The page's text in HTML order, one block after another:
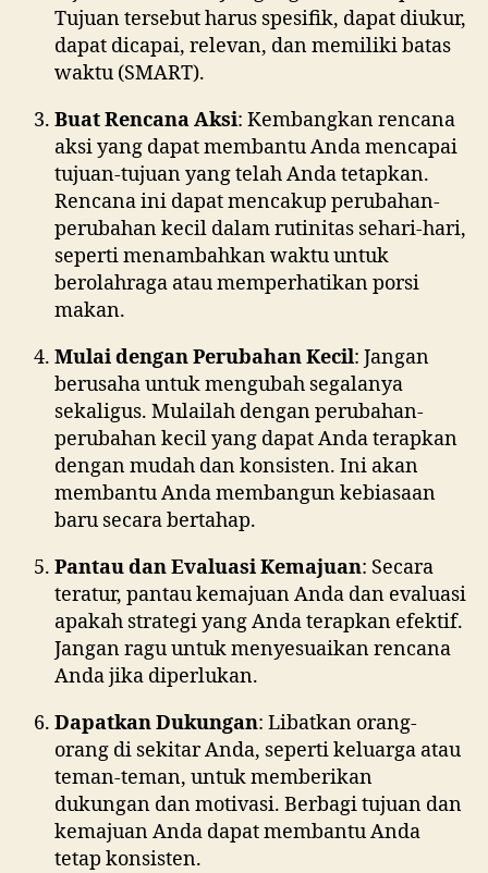
Tujuan tersebut harus spesifik, dapat diukur,
dapat dicapai, relevan, dan memiliki batas
waktu (SMART).
Buat Rencana Aksi: Kembangkan rencana
aksi yang dapat membantu Anda mencapai
tujuan-tujuan yang telah Anda tetapkan.
Rencana ini dapat mencakup perubahan-
perubahan kecil dalam rutinitas sehari-hari,
seperti menambahkan waktu untuk
berolahraga atau memperhatikan porsi
makan.
Mulai dengan Perubahan Kecil: Jangan
berusaha untuk mengubah segalanya
sekaligus. Mulailah dengan perubahan-
perubahan kecil yang dapat Anda terapkan
dengan mudah dan konsisten. Ini akan
membantu Anda membangun kebiasaan
baru secara bertahap.
Pantau dan Evaluasi Kemajuan: Secara
teratur, pantau kemajuan Anda dan evaluasi
apakah strategi yang Anda terapkan efektif.
Jangan ragu untuk menyesuaikan rencana
Anda jika diperlukan.
Dapatkan Dukungan: Libatkan orang-
orang di sekitar Anda, seperti keluarga atau
teman-teman, untuk memberikan
dukungan dan motivasi. Berbagi tujuan dan
kemajuan Anda dapat membantu Anda
tetap konsisten.